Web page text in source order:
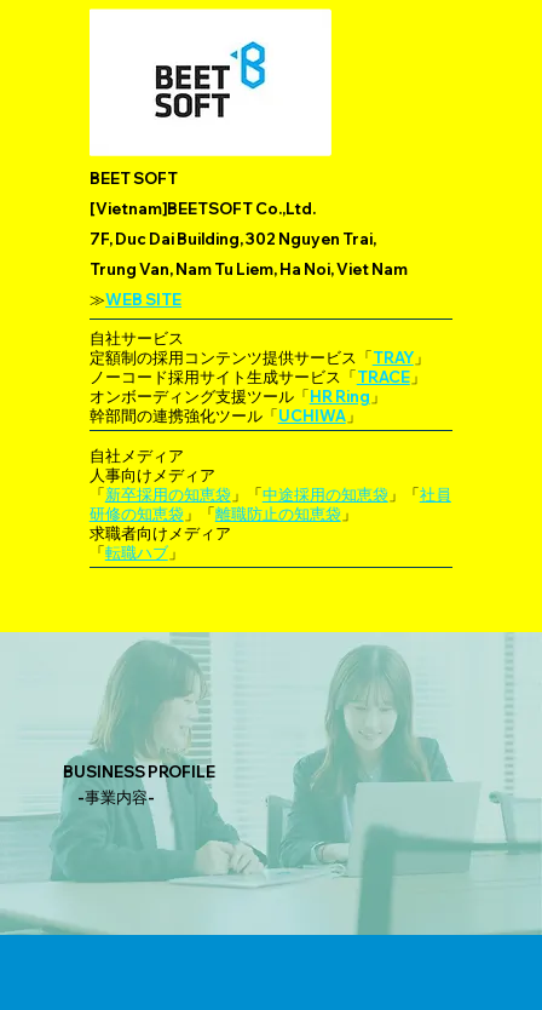
BEET SOFT
[Vietnam]BEETSOFT Co.,Ltd.
7F, Duc Dai Building, 302 Nguyen Trai,
Trung Van, Nam Tu Liem, Ha Noi, Viet Nam
≫WEB SITE
自社サービス
定額制の採用コンテンツ提供サービス「TRAY」
ノーコード採用サイト生成サービス「TRACE」
オンボーディング支援ツール「HR Ring 」
幹部間の連携強化ツール「UCHIWA」
自社メディア
人事向けメディア
「新卒採用の知恵袋」「中途採用の知恵袋」「社員
研修の知恵袋」「離職防止の知恵袋」
求職者向けメディア
「転職ハブ」
BUSINESS PROFILE
-事業内容-